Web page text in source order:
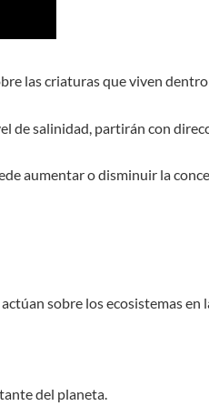
las criaturas que viven
de salinidad, partirán con
aumentar o disminuir la
sobre los ecosistemas en
del planeta.